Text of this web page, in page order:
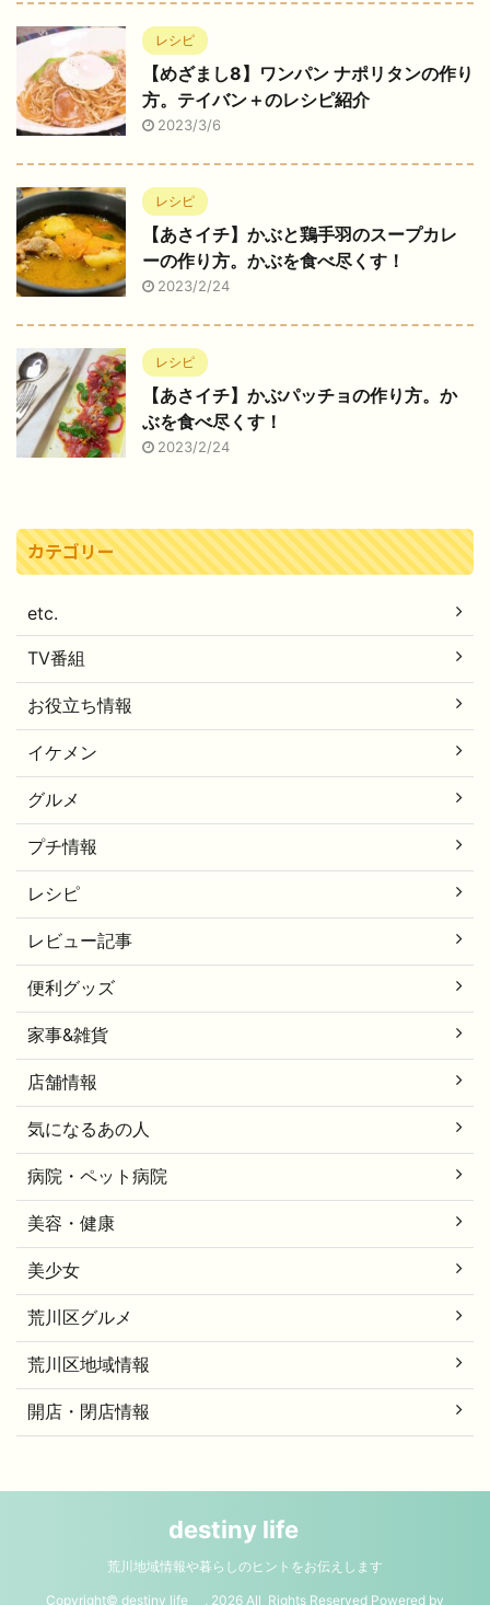
レシピ
【めざまし8】ワンパン ナポリタンの作り
方。テイバン＋のレシピ紹介
2023/3/6
レシピ
【あさイチ】かぶと鶏手羽のスープカレ
ーの作り方。かぶを食べ尽くす！
2023/2/24
レシピ
【あさイチ】かぶパッチョの作り方。か
ぶを食べ尽くす！
2023/2/24
カテゴリー
etc.
TV番組
お役立ち情報
イケメン
グルメ
プチ情報
レシピ
レビュー記事
便利グッズ
家事&雑貨
店舗情報
気になるあの人
病院・ペット病院
美容・健康
美少女
荒川区グルメ
荒川区地域情報
開店・閉店情報
destiny life
荒川地域情報や暮らしのヒントをお伝えします
Copyright© destiny life , 2026 All Rights Reserved Powered by